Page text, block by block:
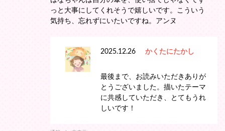
っと大事にしてくれそうで嬉しいです。こういう
気持ち、忘れずにいたいですね。アンヌ
2025.12.26 かくたにたかし
最後まで、お読みいただきありが
とうございました。描いたテーマ
に共感していただき、とてもうれ
しいです！